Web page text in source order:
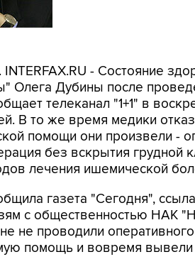
- Состояние
Олега Дубины после
телеканал "1+1" в
В то же время медики
помощи они произвели -
без вскрытия грудной
лечения ишемической
газета "Сегодня",
с общественностью НАК
не проводили
помощь и вовремя вывели